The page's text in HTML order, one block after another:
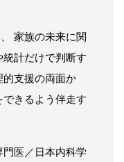
家族の未来に関
計だけで判断す
的支援の両面か
きるよう伴走す
門医／日本内科学